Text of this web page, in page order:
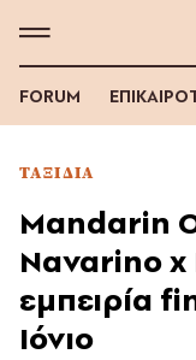
FORUM
ΤΑΞΙΔΙΑ
Mandarin
Navarino x
εμπειρία
Ιόνιο